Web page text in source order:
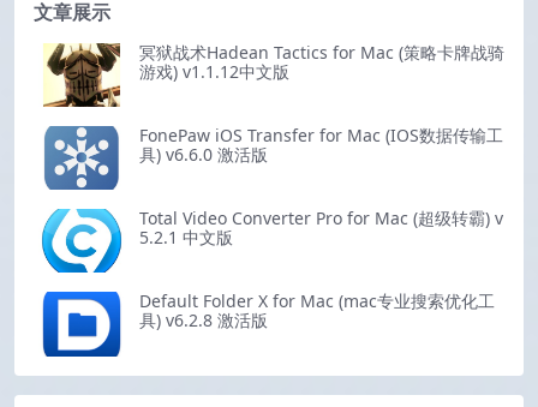
文章展示
冥狱战术Hadean Tactics for Mac (策略卡牌战骑
游戏) v1.1.12中文版
FonePaw iOS Transfer for Mac (IOS数据传输工
具) v6.6.0 激活版
Total Video Converter Pro for Mac (超级转霸) v
5.2.1 中文版
Default Folder X for Mac (mac专业搜索优化工
具) v6.2.8 激活版